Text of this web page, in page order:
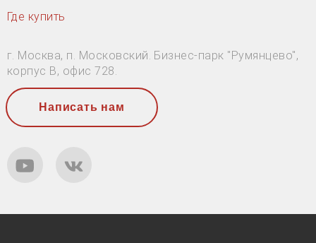
Где купить
г. Москва, п. Московский. Бизнес-парк "Румянцево",
корпус В, офис 728.
Написать нам
YouTube